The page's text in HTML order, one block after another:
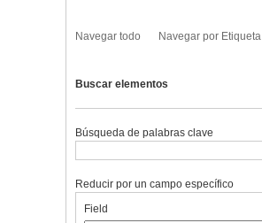
Navegar todo Navegar por Etiqueta
Buscar elementos
Búsqueda de palabras clave
Reducir por un campo específico
de
de
de
deField